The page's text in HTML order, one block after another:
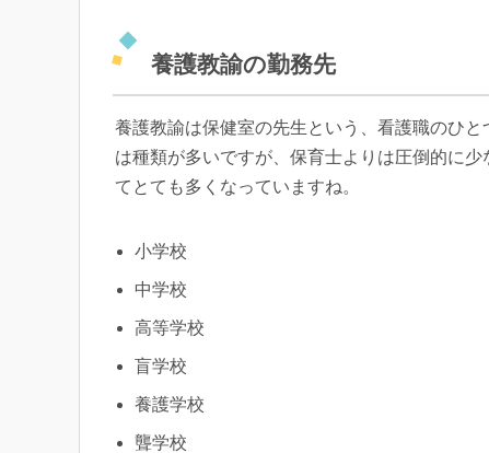
養護教諭の勤務先
養護教諭は保健室の先生という、看護職のひ
は種類が多いですが、保育士よりは圧倒的に
てとても多くなっていますね。
小学校
中学校
高等学校
盲学校
養護学校
聾学校